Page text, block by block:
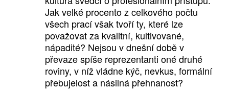
Jak velké procento z celkového počtu
všech prací však tvoří ty, které lze
považovat za kvalitní, kultivované,
nápadité? Nejsou v dnešní době v
převaze spíše reprezentanti oné druhé
roviny, v níž vládne kýč, nevkus, formální
přebujelost a násilná přehnanost?